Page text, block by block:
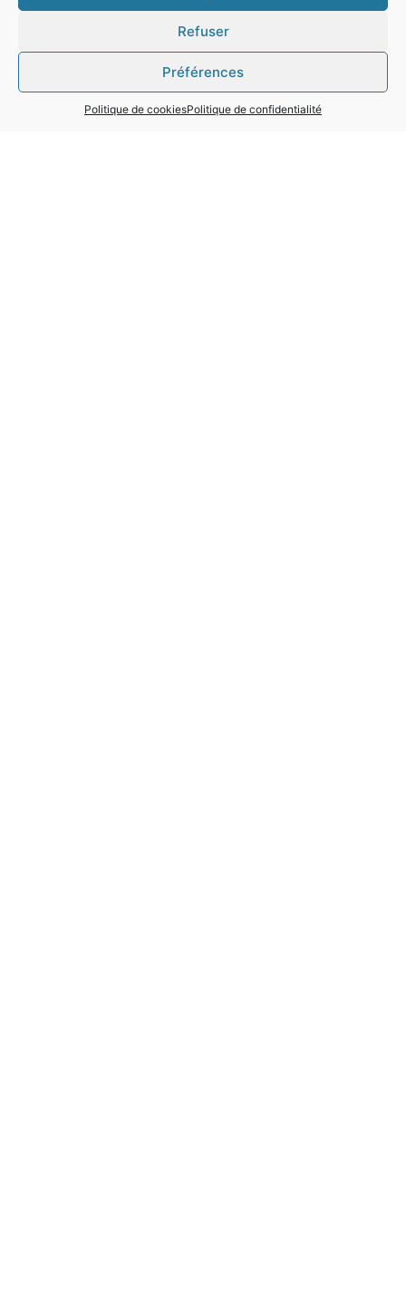
Refuser
Préférences
Politique de cookiesPolitique de confidentialité